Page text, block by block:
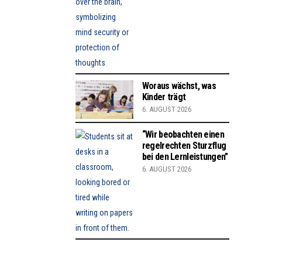
Woraus wächst, was
Kinder trägt
6. AUGUST 2026
“Wir beobachten einen
regelrechten Sturzflug
bei den Lernleistungen”
6. AUGUST 2026